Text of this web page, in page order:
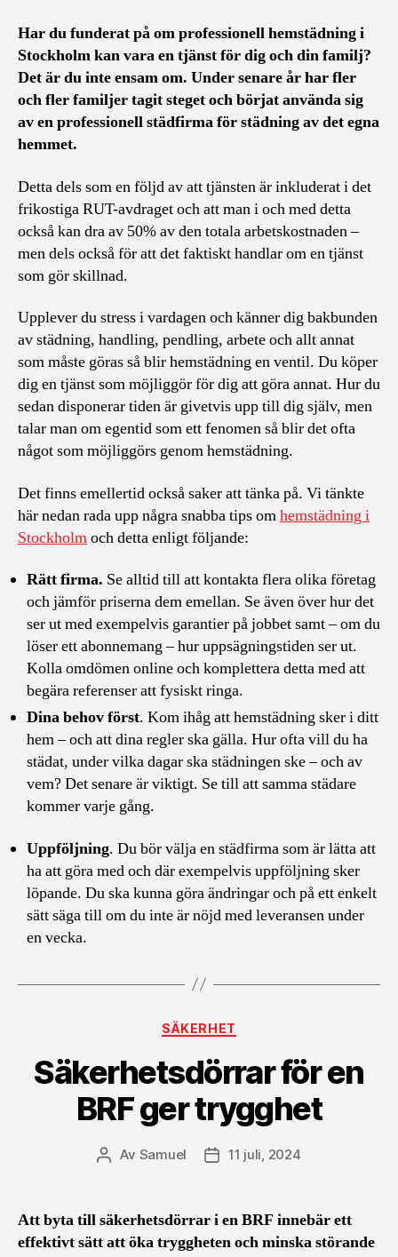
Har du funderat på om professionell hemstädning i
Stockholm kan vara en tjänst för dig och din familj?
Det är du inte ensam om. Under senare år har fler
och fler familjer tagit steget och börjat använda sig
av en professionell städfirma för städning av det egna
hemmet.
Detta dels som en följd av att tjänsten är inkluderat i det
frikostiga RUT-avdraget och att man i och med detta
också kan dra av 50% av den totala arbetskostnaden –
men dels också för att det faktiskt handlar om en tjänst
som gör skillnad.
Upplever du stress i vardagen och känner dig bakbunden
av städning, handling, pendling, arbete och allt annat
som måste göras så blir hemstädning en ventil. Du köper
dig en tjänst som möjliggör för dig att göra annat. Hur du
sedan disponerar tiden är givetvis upp till dig själv, men
talar man om egentid som ett fenomen så blir det ofta
något som möjliggörs genom hemstädning.
Det finns emellertid också saker att tänka på. Vi tänkte
här nedan rada upp några snabba tips omhemstädning i
Stockholmoch detta enligt följande:
Rätt firma. Se alltid till att kontakta flera olika företag
och jämför priserna dem emellan. Se även över hur det
ser ut med exempelvis garantier på jobbet samt – om du
löser ett abonnemang – hur uppsägningstiden ser ut.
Kolla omdömen online och komplettera detta med att
begära referenser att fysiskt ringa.
Dina behov först. Kom ihåg att hemstädning sker i ditt
hem – och att dina regler ska gälla. Hur ofta vill du ha
städat, under vilka dagar ska städningen ske – och av
vem? Det senare är viktigt. Se till att samma städare
kommer varje gång.
Uppföljning. Du bör välja en städfirma som är lätta att
ha att göra med och där exempelvis uppföljning sker
löpande. Du ska kunna göra ändringar och på ett enkelt
sätt säga till om du inte är nöjd med leveransen under
en vecka.
Kategorier
SÄKERHET
Säkerhetsdörrar för en
BRF ger trygghet
Inläggsförfattare
Av Samuel Inläggsdatum
11 juli, 2024
Att byta till säkerhetsdörrar i en BRF innebär ett
effektivt sätt att öka tryggheten och minska störande